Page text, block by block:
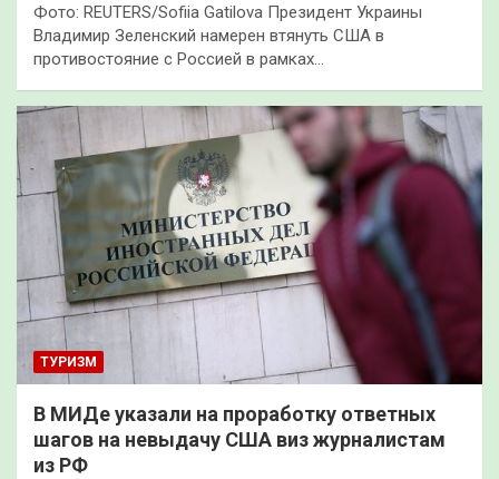
Фото: REUTERS/Sofiia Gatilova Президент Украины
Владимир Зеленский намерен втянуть США в
противостояние с Россией в рамках…
ТУРИЗМ
В МИДе указали на проработку ответных
шагов на невыдачу США виз журналистам
из РФ